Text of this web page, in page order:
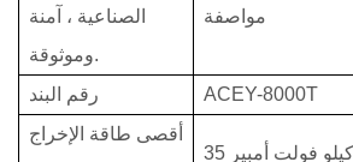
الصناعية ، آمنة
وموثوقة.
مواصفة
رقم البند
ACEY-8000T
أقصى طاقة الإخراج
35 كيلو فولت أمبير